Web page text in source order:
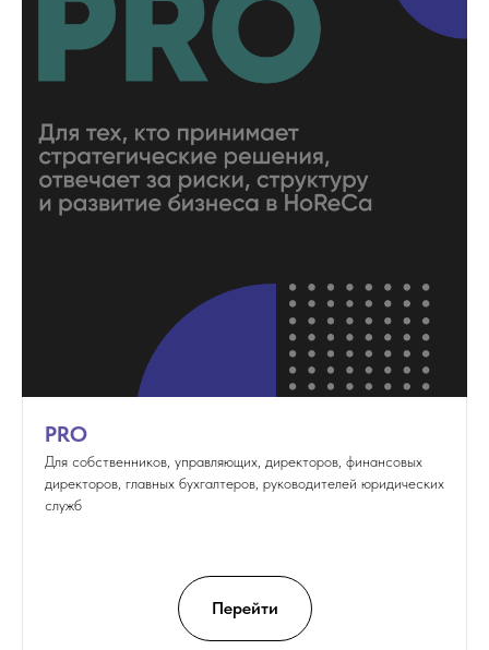
PRO
Для собственников, управляющих, директоров, финансовых
директоров, главных бухгалтеров, руководителей юридических
служб
Перейти